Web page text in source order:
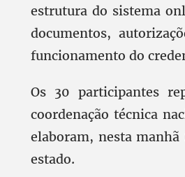
estrutura do sistema
documentos,
funcionamento do
Os 30 participantes
coordenação técnica
elaboram, nesta
estado.